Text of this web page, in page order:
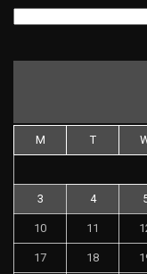
M T
3 4
10 11
17 18